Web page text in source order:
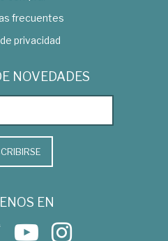
frecuentes
privacidad
NOVEDADES
EN